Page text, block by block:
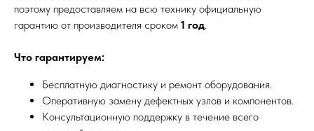
поэтому предоставляем на всю технику официальную
гарантию от производителя сроком 1 год
Что гарантируем:
Бесплатную диагностику и ремонт оборудования.
Оперативную замену дефектных узлов и компонентов.
Консультационную поддержку в течение всего